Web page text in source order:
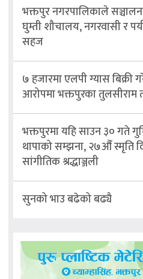
भक्तपुर नगरपालिकाले
घुम्ती शौचालय, नगरवासी र
सहज
७ हजारमा एलपी ग्यास बिक्री
आरोपमा भक्तपुरका तुलसीराम
भक्तपुरमा यहि साउन ३० गते
थापाको सम्झना, २७औँ स्मृति
सांगीतिक श्रद्धाञ्जली
सुनको भाउ बढेको बढ्यै